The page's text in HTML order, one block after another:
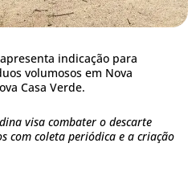
indicação para
volumosos em Nova
Casa Verde.
visa combater o descarte
com coleta periódica e a criação